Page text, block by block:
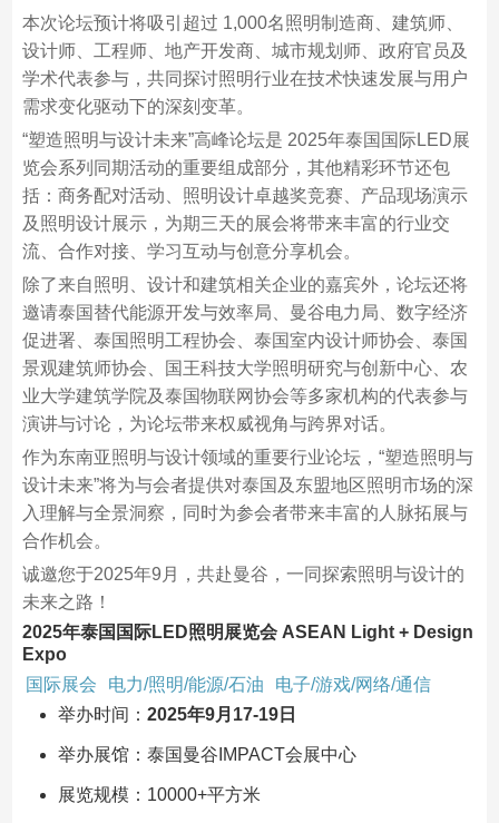
本次论坛预计将吸引超过 1,000名照明制造商、建筑师、
设计师、工程师、地产开发商、城市规划师、政府官员及
学术代表参与，共同探讨照明行业在技术快速发展与用户
需求变化驱动下的深刻变革。
“塑造照明与设计未来”高峰论坛是 2025年泰国国际LED展
览会系列同期活动的重要组成部分，其他精彩环节还包
括：商务配对活动、照明设计卓越奖竞赛、产品现场演示
及照明设计展示，为期三天的展会将带来丰富的行业交
流、合作对接、学习互动与创意分享机会。
除了来自照明、设计和建筑相关企业的嘉宾外，论坛还将
邀请泰国替代能源开发与效率局、曼谷电力局、数字经济
促进署、泰国照明工程协会、泰国室内设计师协会、泰国
景观建筑师协会、国王科技大学照明研究与创新中心、农
业大学建筑学院及泰国物联网协会等多家机构的代表参与
演讲与讨论，为论坛带来权威视角与跨界对话。
作为东南亚照明与设计领域的重要行业论坛，“塑造照明与
设计未来”将为与会者提供对泰国及东盟地区照明市场的深
入理解与全景洞察，同时为参会者带来丰富的人脉拓展与
合作机会。
诚邀您于2025年9月，共赴曼谷，一同探索照明与设计的
未来之路！
2025年泰国国际LED照明展览会 ASEAN Light + Design
Expo
国际展会
电力/照明/能源/石油
电子/游戏/网络/通信
举办时间： 2025年9月17-19日
举办展馆：泰国曼谷IMPACT会展中心
展览规模：10000+平方米